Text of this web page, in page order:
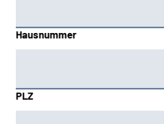
Hausnummer
PLZ